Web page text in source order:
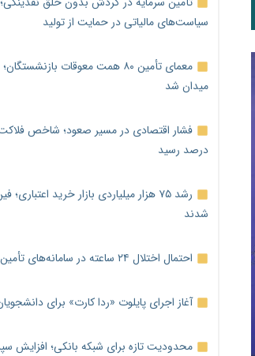
سیاست‌های مالیاتی در حمایت از تولید
معمای تأمین ۸۰ همت معوقات
میدان شد
درصد رسید
رشد ۷۵ هزار میلیاردی بازار خرید
شدند
احتمال اختلال ۲۴ ساعته در سامانه‌های تأمین اجتماعی
آغاز اجرای پایلوت «ردا کارت» برای
محدودیت تازه برای شبکه بانکی؛ افزایش